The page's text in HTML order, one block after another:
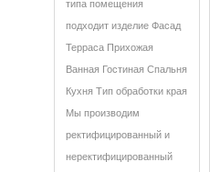
типа помещения
подходит изделие Фасад
Терраса Прихожая
Ванная Гостиная Спальня
Кухня Тип обработки края
Мы производим
ректифицированный и
неректифицированный